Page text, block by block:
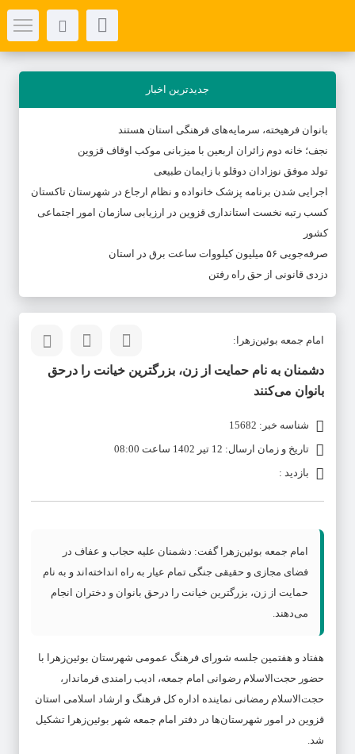
جدیدترین اخبار
بانوان فرهیخته، سرمایه‌های فرهنگی استان هستند
نجف؛ خانه دوم زائران اربعین با میزبانی موکب اوقاف قزوین
تولد موفق نوزادان دوقلو با زایمان طبیعی
اجرایی شدن برنامه پزشک خانواده و نظام ارجاع در شهرستان تاکستان
کسب رتبه نخست استانداری قزوین در ارزیابی سازمان امور اجتماعی
کشور
صرفه‌جویی ۵۶ میلیون کیلووات‌ ساعت برق در استان
دزدی قانونی از حق راه رفتن
امام جمعه بوئین‌زهرا:
دشمنان به نام حمایت از زن، بزرگترین خیانت را درحق
بانوان می‌کنند
شناسه خبر: 15682
تاریخ و زمان ارسال: 12 تیر 1402 ساعت 08:00
بازدید :
امام جمعه بوئین‌زهرا گفت: دشمنان علیه حجاب و عفاف در
فضای مجازی و حقیقی جنگی تمام عیار به راه انداخته‌اند و به نام
حمایت از زن، بزرگترین خیانت را درحق بانوان و دختران انجام
می‌دهند.
هفتاد و هفتمین جلسه شورای فرهنگ عمومی شهرستان بوئین‌زهرا با
حضور حجت‌الاسلام رضوانی امام جمعه، ادیب رامندی فرماندار،
حجت‌الاسلام رمضانی نماینده اداره کل فرهنگ و ارشاد اسلامی استان
قزوین در امور شهرستان‌ها در دفتر امام جمعه شهر بوئین‌زهرا تشکیل
شد.